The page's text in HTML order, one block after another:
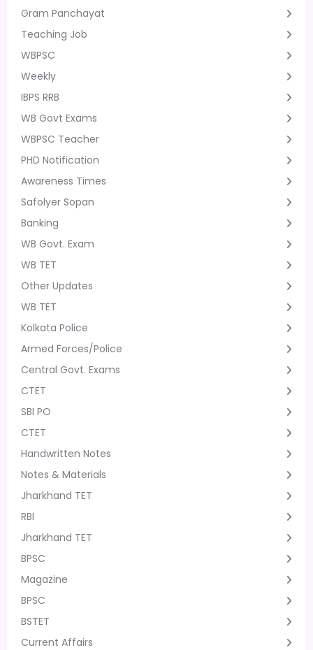
Gram Panchayat
Teaching Job
WBPSC
Weekly
IBPS RRB
WB Govt Exams
WBPSC Teacher
PHD Notification
Awareness Times
Safolyer Sopan
Banking
WB Govt. Exam
WB TET
Other Updates
WB TET
Kolkata Police
Armed Forces/Police
Central Govt. Exams
CTET
SBI PO
CTET
Handwritten Notes
Notes & Materials
Jharkhand TET
RBI
Jharkhand TET
BPSC
Magazine
BPSC
BSTET
Current Affairs